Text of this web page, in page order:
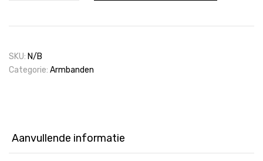
SKU: N/B
Categorie: Armbanden
Aanvullende informatie